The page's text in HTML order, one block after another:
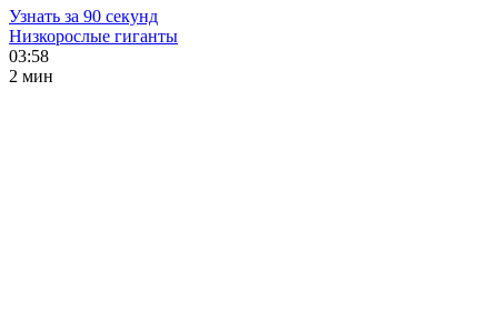
Узнать за 90 секунд
Низкорослые гиганты
03:58
2 мин